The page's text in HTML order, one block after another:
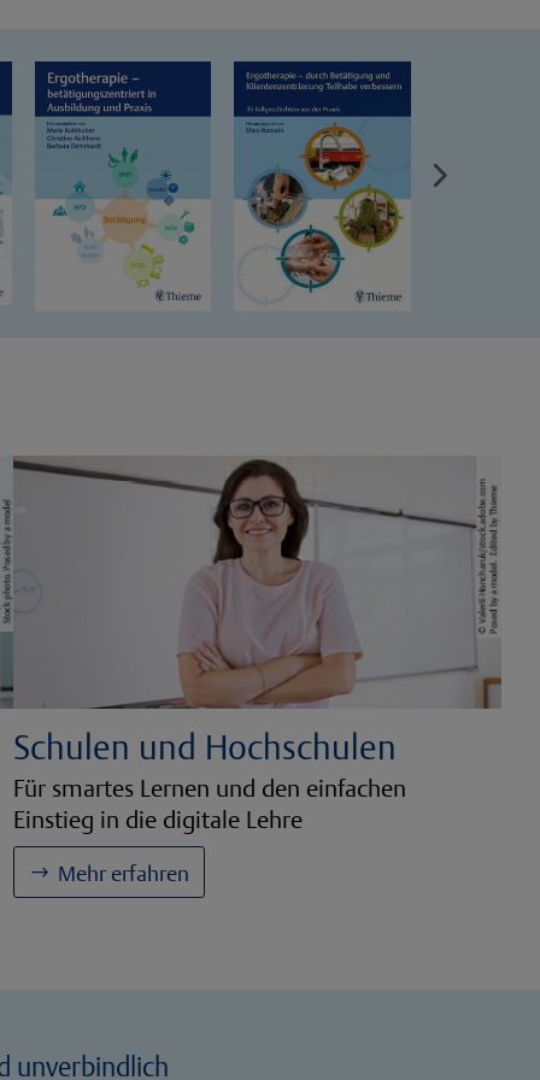
Schulen und Hochschulen
Für smartes Lernen und den einfachen
Einstieg in die digitale Lehre
Mehr erfahren
unverbindlich